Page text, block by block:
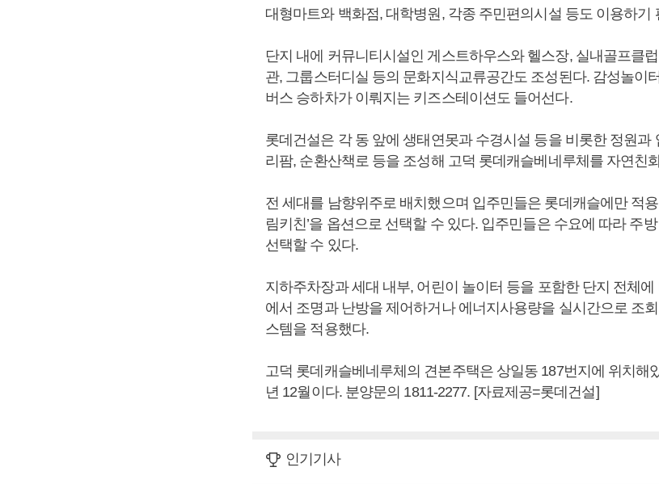
대형마트와 백화점, 대학병원, 각종 주민편의시설 등도 이용하기
단지 내에 커뮤니티시설인 게스트하우스와 헬스장, 실내골프클
관, 그룹스터디실 등의 문화지식교류공간도 조성된다. 감성놀이
버스 승하차가 이뤄지는 키즈스테이션도 들어선다.
롯데건설은 각 동 앞에 생태연못과 수경시설 등을 비롯한 정원과
리팜, 순환산책로 등을 조성해 고덕 롯데캐슬베네루체를 자연친
전 세대를 남향위주로 배치했으며 입주민들은 롯데캐슬에만 적
림키친’을 옵션으로 선택할 수 있다. 입주민들은 수요에 따라 주
선택할 수 있다.
지하주차장과 세대 내부, 어린이 놀이터 등을 포함한 단지 전체
에서 조명과 난방을 제어하거나 에너지사용량을 실시간으로 조
스템을 적용했다.
고덕 롯데캐슬베네루체의 견본주택은 상일동 187번지에 위치해
년 12월이다. 분양문의 1811-2277. [자료제공=롯데건설]
인기기사